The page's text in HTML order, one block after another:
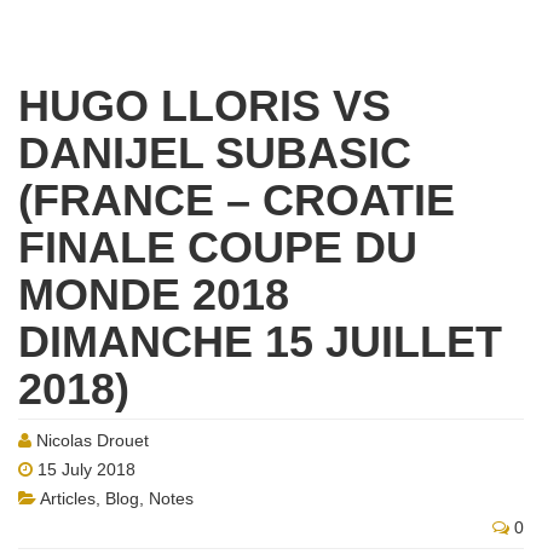
HUGO LLORIS VS
DANIJEL SUBASIC
(FRANCE – CROATIE
FINALE COUPE DU
MONDE 2018
DIMANCHE 15 JUILLET
2018)
Nicolas Drouet
15 July 2018
Articles Blog
Notes
0